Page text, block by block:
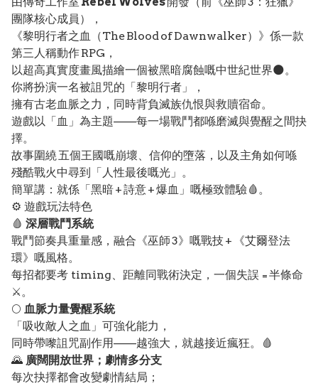
團隊核心成員），
《黎明行者之血（The Blood of Dawnwalker）》係一款
第三人稱動作 RPG，
以超高真實度畫風描繪一個被黑暗腐蝕嘅中世紀世界🌑。
你將扮演一名被詛咒的「黎明行者」，
擁有古老血脈之力，同時背負滅族仇恨與救贖宿命。
遊戲以「血」為主題——每一場戰鬥都喺磨滅與覺醒之間抉
擇。
故事圍繞 五個王國嘅崩壞、信仰的墮落，以及主角如何喺
殘酷戰火中尋到「人性最後嘅光」。
簡單講：就係「黑暗 + 詩意 + 爆血」嘅極致體驗🩸。
⚙️ 遊戲玩法特色
🩸 深層戰鬥系統
戰鬥節奏具重量感，融合《巫師 3》嘅戰技 + 《艾爾登法
環》嘅風格。
每招都要考 timing、距離同戰術決定，一個失誤 = 半條命
⚔️。
🌕 血脈力量覺醒系統
「吸收敵人之血」可強化能力，
同時帶嚟詛咒副作用——越強大，就越接近瘋狂。🩸
🌄 廣闊開放世界；劇情多分支
每次抉擇都會改變劇情結局；